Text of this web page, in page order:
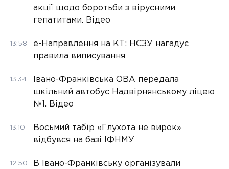
акції щодо боротьби з вірусними
гепатитами. Відео
13:58
е-Направлення на КТ: НСЗУ нагадує
правила виписування
13:34
Івано-Франківська ОВА передала
шкільний автобус Надвірнянському ліцею
№1. Відео
13:10
Восьмий табір «Глухота не вирок»
відбувся на базі ІФНМУ
12:50 В Івано-Франківську організували